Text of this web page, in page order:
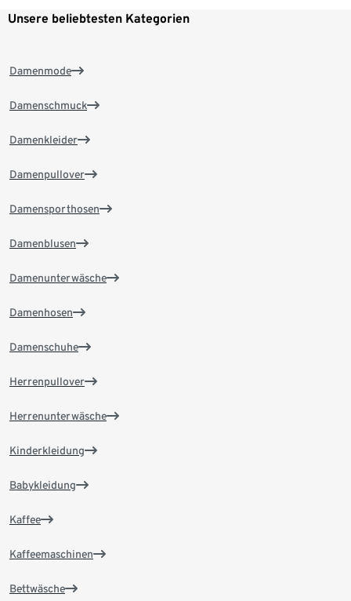
Unsere beliebtesten Kategorien
Damenmode
Damenschmuck
Damenkleider
Damenpullover
Damensporthosen
Damenblusen
Damenunterwäsche
Damenhosen
Damenschuhe
Herrenpullover
Herrenunterwäsche
Kinderkleidung
Babykleidung
Kaffee
Kaffeemaschinen
Bettwäsche